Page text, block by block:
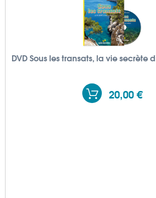
DVD Sous les transats, la vie secrète
20,00 €